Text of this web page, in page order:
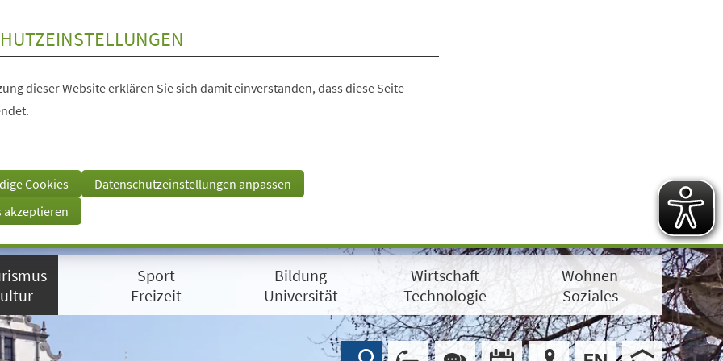
dieser Website erklären Sie sich damit einverstanden, dass diese Seite
Cookies
Datenschutzeinstellungen anpassen
akzeptieren
Sport
Freizeit
Bildung
Universität
Wirtschaft
Technologie
Wohnen
Soziales